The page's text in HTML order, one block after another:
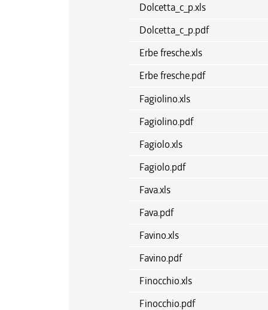
Dolcetta_c_p.xls
Dolcetta_c_p.pdf
Erbe fresche.xls
Erbe fresche.pdf
Fagiolino.xls
Fagiolino.pdf
Fagiolo.xls
Fagiolo.pdf
Fava.xls
Fava.pdf
Favino.xls
Favino.pdf
Finocchio.xls
Finocchio.pdf